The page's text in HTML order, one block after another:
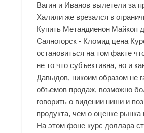
Вагин и Иванов вылетели за
Халили же врезался в
Купить Метандиенон Майкоп
Саяногорск - Кломид цена
остановиться на том факте
не то что субъективна, но и
Давыдов, никоим образом не
объемов продаж, возможно
говорить о видении ниши и
продукта, чем о оценке
На этом фоне курс доллара